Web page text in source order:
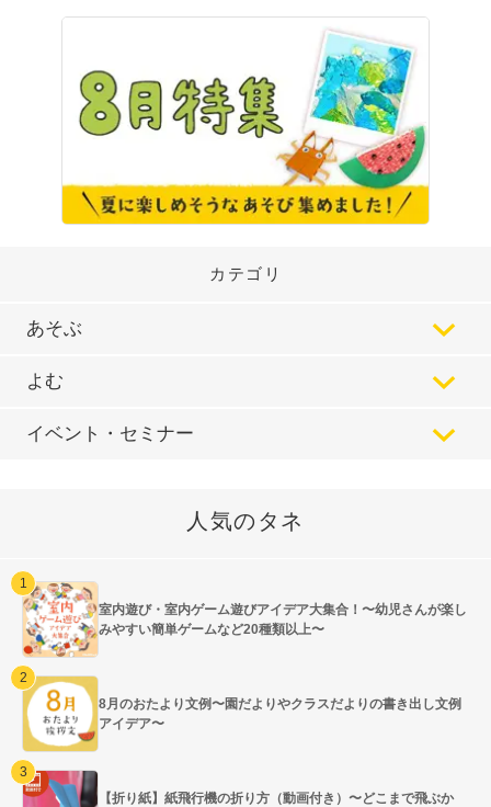
カテゴリ
あそぶ
よむ
イベント・セミナー
人気のタネ
室内遊び・室内ゲーム遊びアイデア大集合！〜幼児さんが楽し
みやすい簡単ゲームなど20種類以上〜
8月のおたより文例〜園だよりやクラスだよりの書き出し文例
アイデア〜
【折り紙】紙飛行機の折り方（動画付き）〜どこまで飛ぶか